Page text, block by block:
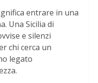
entrare in una
Una Sicilia di
e silenzi
chi cerca un
legato